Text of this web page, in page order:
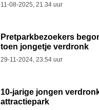
11-08-2025, 21.34 uur
Pretparkbezoekers
toen jongetje verdronk
29-11-2024, 23.54 uur
10-jarige jongen
attractiepark